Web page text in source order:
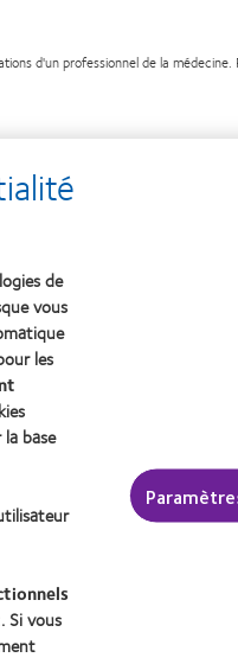
d'un professionnel de la
Politique de confidentialité
Conditions d'utilisation
Décret 2013
de la transition écologique
FR217780_01DQPP
de
vous
les
base
Si vous